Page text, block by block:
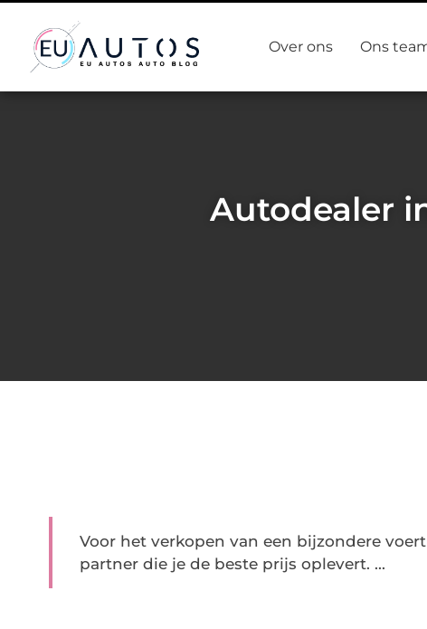
Over ons Ons
Autodealer
Voor het verkopen van een bijzondere
partner die je de beste prijs oplevert. ...